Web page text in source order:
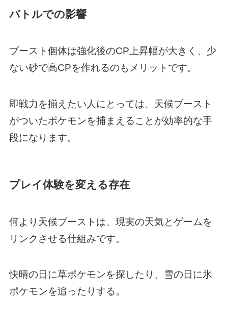
バトルでの影響
ブースト個体は強化後のCP上昇幅が大きく、少
ない砂で高CPを作れるのもメリットです。
即戦力を揃えたい人にとっては、天候ブースト
がついたポケモンを捕まえることが効率的な手
段になります。
プレイ体験を変える存在
何より天候ブーストは、現実の天気とゲームを
リンクさせる仕組みです。
快晴の日に草ポケモンを探したり、雪の日に氷
ポケモンを追ったりする。